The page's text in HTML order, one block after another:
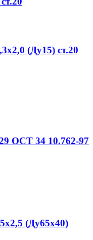
(Ду15) ст.20
ОСТ 34 10.762-97
(Ду65х40)